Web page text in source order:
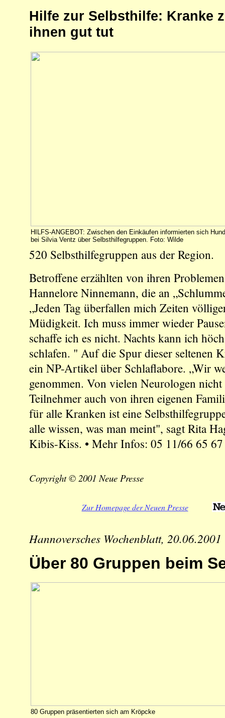
Hilfe zur Selbsthilfe: Kranke
ihnen gut tut
HILFS-ANGEBOT: Zwischen den Einkäufen informierten sich
bei Silvia Ventz über Selbsthilfegruppen. Foto: Wilde
520 Selbsthilfegruppen aus der Region.
Betroffene erzählten von ihren
Hannelore Ninnemann, die an
„Jeden Tag überfallen mich Zeiten
Müdigkeit. Ich muss immer wieder
schaffe ich es nicht. Nachts kann ich
schlafen. " Auf die Spur dieser seltenen
ein NP-Artikel über Schlaflabore. „Wir
genommen. Von vielen Neurologen
Teilnehmer auch von ihren eigenen
für alle Kranken ist eine
alle wissen, was man meint", sagt Rita
Kibis-Kiss. • Mehr Infos: 05 11/66 65 67
Copyright © 2001 Neue Presse
Zur Homepage der Neuen Presse
Hannoversches Wochenblatt, 20.06.2001
Über 80 Gruppen beim
80 Gruppen präsentierten sich am Kröpcke